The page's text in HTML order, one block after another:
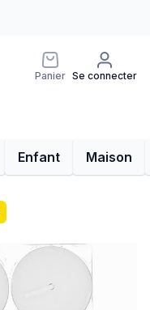
Panier Se connecter
Enfant Maison